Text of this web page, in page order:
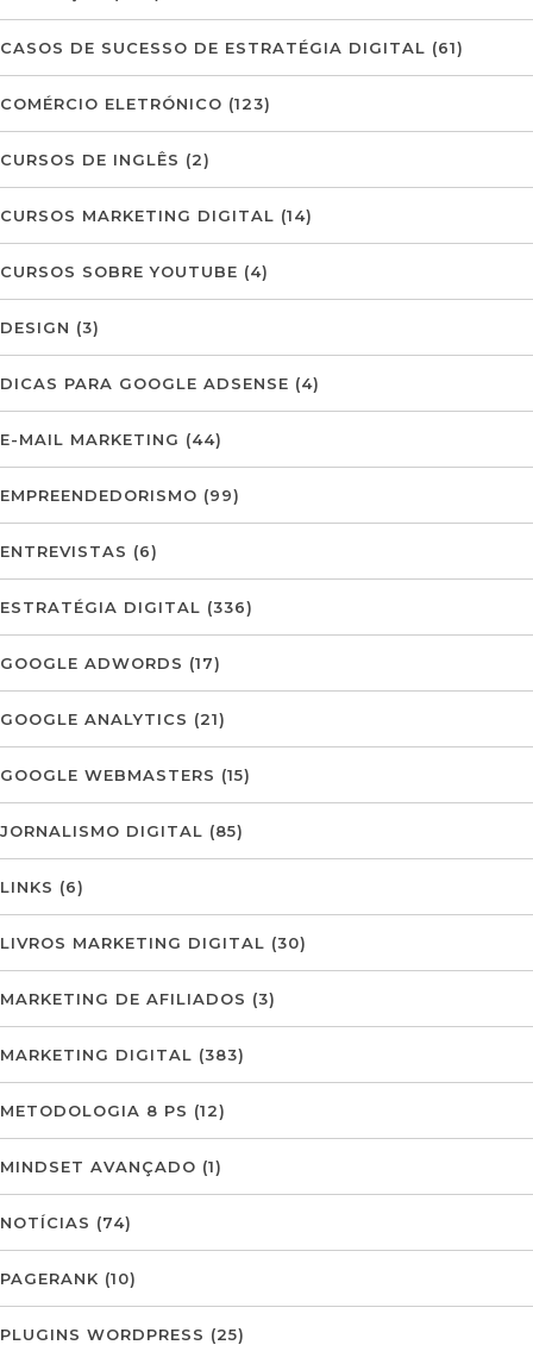
CASOS DE SUCESSO DE ESTRATÉGIA DIGITAL (61)
COMÉRCIO ELETRÓNICO (123)
CURSOS DE INGLÊS (2)
CURSOS MARKETING DIGITAL (14)
CURSOS SOBRE YOUTUBE (4)
DESIGN (3)
DICAS PARA GOOGLE ADSENSE (4)
E-MAIL MARKETING (44)
EMPREENDEDORISMO (99)
ENTREVISTAS (6)
ESTRATÉGIA DIGITAL (336)
GOOGLE ADWORDS (17)
GOOGLE ANALYTICS (21)
GOOGLE WEBMASTERS (15)
JORNALISMO DIGITAL (85)
LINKS (6)
LIVROS MARKETING DIGITAL (30)
MARKETING DE AFILIADOS (3)
MARKETING DIGITAL (383)
METODOLOGIA 8 PS (12)
MINDSET AVANÇADO (1)
NOTÍCIAS (74)
PAGERANK (10)
PLUGINS WORDPRESS (25)